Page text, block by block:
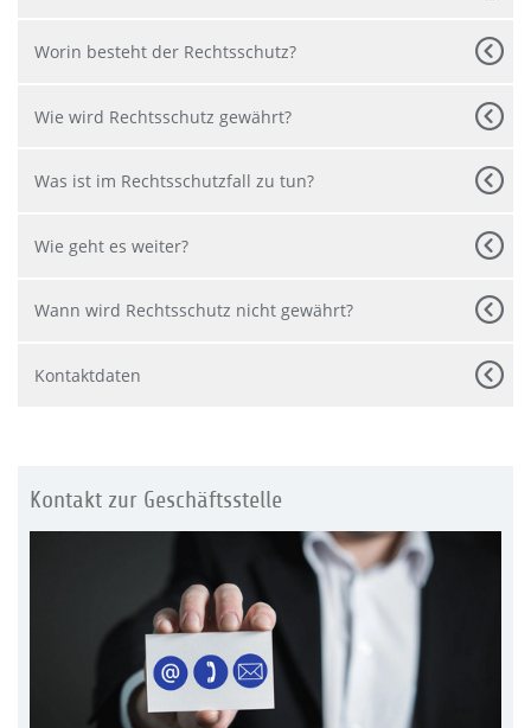
Worin besteht der Rechtsschutz?
Wie wird Rechtsschutz gewährt?
Was ist im Rechtsschutzfall zu tun?
Wie geht es weiter?
Wann wird Rechtsschutz nicht gewährt?
Kontaktdaten
Kontakt zur Geschäftsstelle